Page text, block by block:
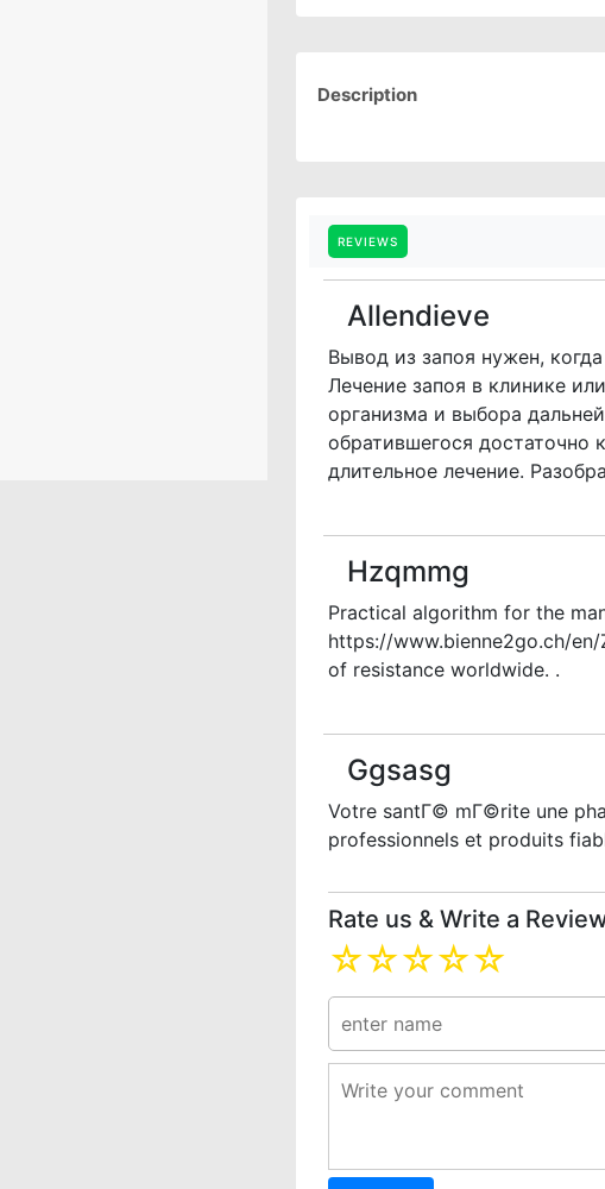
Description
REVIEWS
Allendieve
Вывод из запоя нужен,
Лечение запоя в клинике
организма и выбора
обратившегося достаточно
длительное лечение.
Hzqmmg
Practical algorithm for the
https://www.bienne2go.ch/
of resistance worldwide. .
Ggsasg
Votre santГ© mГ©rite une
professionnels et produits
Rate us & Write a
☆
☆
☆
☆
☆